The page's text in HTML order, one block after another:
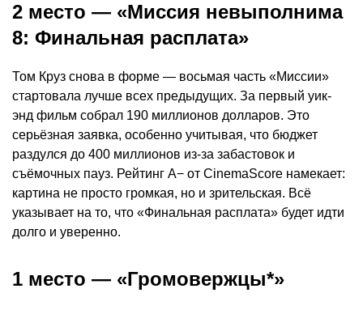
2 место — «Миссия невыполнима
8: Финальная расплата»
Том Круз снова в форме — восьмая часть «Миссии»
стартовала лучше всех предыдущих. За первый уик-
энд фильм собрал 190 миллионов долларов. Это
серьёзная заявка, особенно учитывая, что бюджет
раздулся до 400 миллионов из-за забастовок и
съёмочных пауз. Рейтинг A− от CinemaScore намекает:
картина не просто громкая, но и зрительская. Всё
указывает на то, что «Финальная расплата» будет идти
долго и уверенно.
1 место — «Громовержцы*»